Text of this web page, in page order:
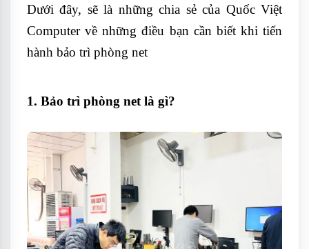
Dưới đây, sẽ là những chia sẻ của Quốc Việt
Computer về những điều bạn cần biết khi tiến
hành bảo trì phòng net
1. Bảo trì phòng net là gì?